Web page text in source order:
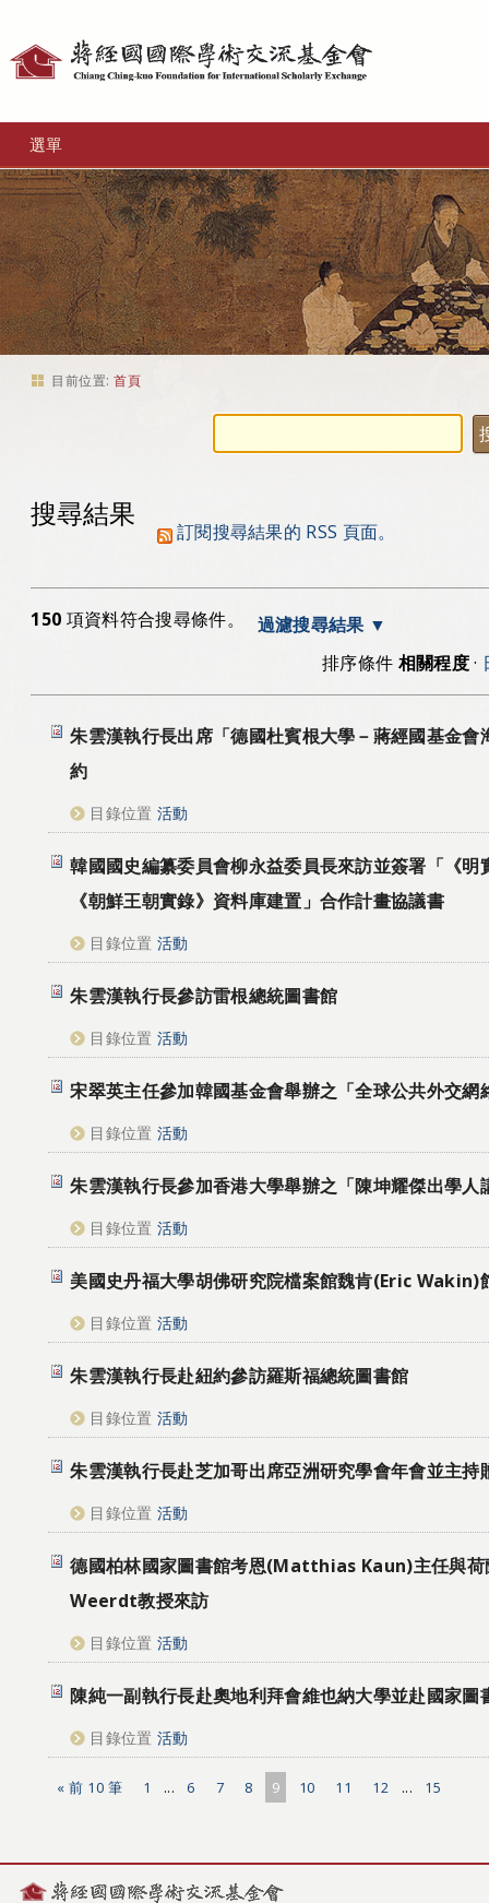
選單
目前位置: 首頁
搜尋結果
訂閱搜尋結果的 RSS 頁面。
150 項資料符合搜尋條件。
過濾搜尋結果
排序條件 相關程度·
朱雲漢執行長出席「德國杜賓根大學－蔣經國基金會
約
目錄位置 活動
韓國國史編纂委員會柳永益委員長來訪並簽署「《明
《朝鮮王朝實錄》資料庫建置」合作計畫協議書
目錄位置 活動
朱雲漢執行長參訪雷根總統圖書館
目錄位置 活動
宋翠英主任參加韓國基金會舉辦之「全球公共外交網
目錄位置 活動
朱雲漢執行長參加香港大學舉辦之「陳坤耀傑出學人
目錄位置 活動
美國史丹福大學胡佛研究院檔案館魏肯(Eric Wakin)
目錄位置 活動
朱雲漢執行長赴紐約參訪羅斯福總統圖書館
目錄位置 活動
朱雲漢執行長赴芝加哥出席亞洲研究學會年會並主持
目錄位置 活動
德國柏林國家圖書館考恩(Matthias Kaun)主任與
Weerdt教授來訪
目錄位置 活動
陳純一副執行長赴奧地利拜會維也納大學並赴國家圖
目錄位置 活動
« 前 10 筆 1 ... 6 7 8 9 10 11 12 ... 15